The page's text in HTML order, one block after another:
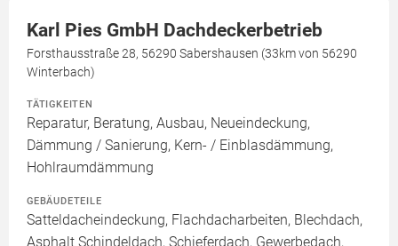
Karl Pies GmbH Dachdeckerbetrieb
Forsthausstraße 28, 56290 Sabershausen (33km von 56290
Winterbach)
TÄTIGKEITEN
Reparatur, Beratung, Ausbau, Neueindeckung,
Dämmung / Sanierung, Kern- / Einblasdämmung,
Hohlraumdämmung
GEBÄUDETEILE
Satteldacheindeckung, Flachdacharbeiten, Blechdach,
Asphalt Schindeldach, Schieferdach, Gewerbedach,